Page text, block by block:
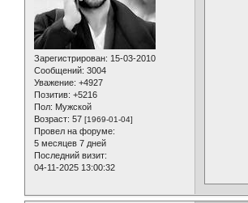
Зарегистрирован: 15-03-2010
Сообщений: 3004
Уважение: +4927
Позитив: +5216
Пол: Мужской
Возраст: 57 [1969-01-04]
Провел на форуме:
5 месяцев 7 дней
Последний визит:
04-11-2025 13:00:32